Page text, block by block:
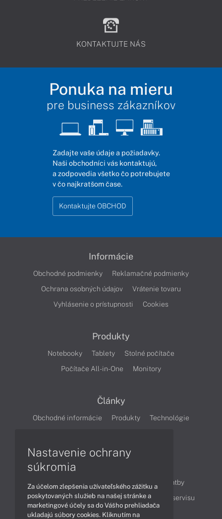
KONTAKTUJTE NÁS
Ponuka na mieru
pre business zákazníkov
Zadajte vaše údaje a požiadavky.
Naši obchodníci vás kontaktujú,
a zodpovedia všetko čo potrebujete
v čo najkratšom čase.
Kontaktujte OBCHOD
Informácie
Obchodné podmienky
Reklamačné podmienky
Ochrana osobných údajov
Vrátenie tovaru
Vyhlásenie o prístupnosti
Cookies
Produkty
Notebooky Tablety
Stolné počítače
Počítače All-in-One
Monitory
Články
Obchodné informácie Produkty
Technológie
Ako nakupovať
Možnosti doručenia a platby
Podpora a servis
Servisné služby Cenník servisu
Nastavenie ochrany
súkromia
Za účelom zlepšenia užívateľského zážitku a
poskytovaných služieb na našej stránke a
marketingové účely sa do Vášho prehliadača
ukladajú súbory cookies. Kliknutím na